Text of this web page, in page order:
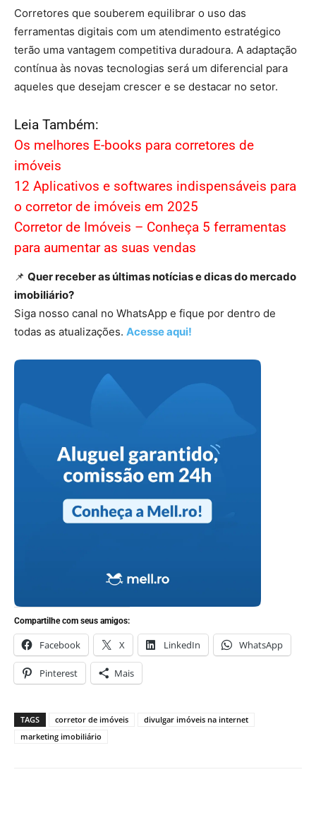
Corretores que souberem equilibrar o uso das
ferramentas digitais com um atendimento estratégico
terão uma vantagem competitiva duradoura. A adaptação
contínua às novas tecnologias será um diferencial para
aqueles que desejam crescer e se destacar no setor.
Leia Também:
Os melhores E-books para corretores de
imóveis
12 Aplicativos e softwares indispensáveis para
o corretor de imóveis em 2025
Corretor de Imóveis – Conheça 5 ferramentas
para aumentar as suas vendas
📌 Quer receber as últimas notícias e dicas do mercado
imobiliário?
Siga nosso canal no WhatsApp e fique por dentro de
todas as atualizações. Acesse aqui!
Compartilhe com seus amigos:
Facebook X LinkedIn WhatsApp
Pinterest Mais
TAGS corretor de imóveis
divulgar imóveis na internet
marketing imobiliário